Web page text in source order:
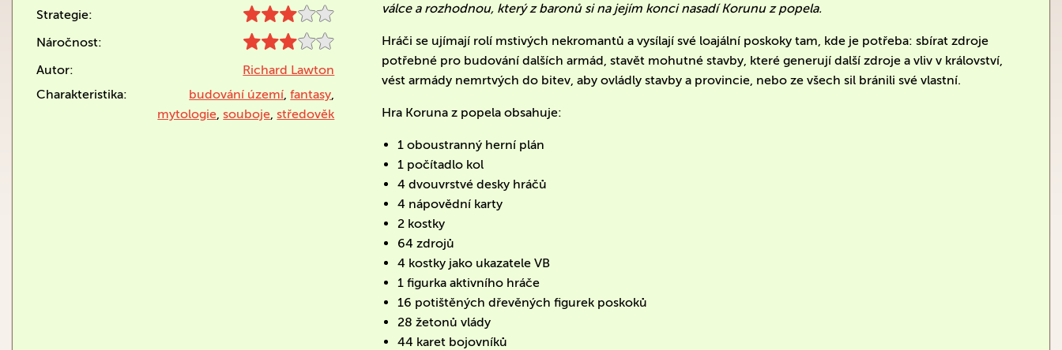
Strategie:
Náročnost:
Autor:
Richard Lawton
Charakteristika:
budování území,fantasy,
mytologie,souboje,středověk
válce a rozhodnou, který z baronů si na jejím konci nasadí Korunu z popela.
Hráči se ujímají rolí mstivých nekromantů a vysílají své loajální poskoky tam, kde je potřeba: sbírat zdroje
potřebné pro budování dalších armád, stavět mohutné stavby, které generují další zdroje a vliv v království,
vést armády nemrtvých do bitev, aby ovládly stavby a provincie, nebo ze všech sil bránili své vlastní.
Hra Koruna z popela obsahuje:
1 oboustranný herní plán
1 počítadlo kol
4 dvouvrstvé desky hráčů
4 nápovědní karty
2 kostky
64 zdrojů
4 kostky jako ukazatele VB
1 figurka aktivního hráče
16 potištěných dřevěných figurek poskoků
28 žetonů vlády
44 karet bojovníků